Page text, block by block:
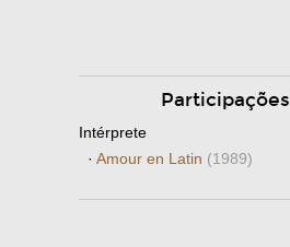
Participações
Intérprete
· Amour en Latin (1989)